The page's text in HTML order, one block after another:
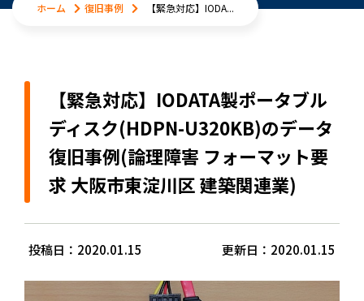
ホーム 復旧事例 【緊急対応】IODA...
【緊急対応】IODATA製ポータブル
ディスク(HDPN-U320KB)のデータ
復旧事例(論理障害 フォーマット要
求 大阪市東淀川区 建築関連業)
投稿日：2020.01.15 更新日：2020.01.15